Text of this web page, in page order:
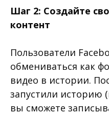
Шаг 2: Создайте
контент
Пользователи
обмениваться как
видео в истории.
запустили историю
вы сможете